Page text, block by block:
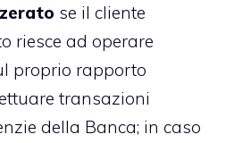
se il cliente
riesce ad operare
proprio rapporto
transazioni
della Banca; in caso